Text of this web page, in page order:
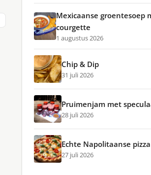
Mexicaanse groentesoep
courgette
1 augustus 2026
Chip & Dip
31 juli 2026
Pruimenjam met
28 juli 2026
Echte Napolitaanse pizza
27 juli 2026